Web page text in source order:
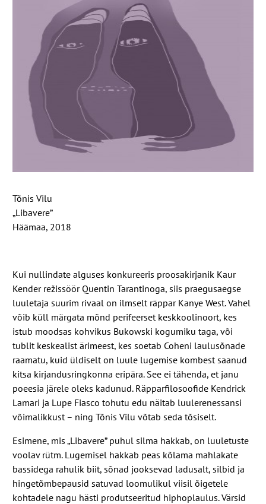
Tõnis Vilu
„Libavere”
Häämaa, 2018
Kui nullindate alguses konkureeris proosakirjanik Kaur
Kender režissöör Quentin Tarantinoga, siis praegusaegse
luuletaja suurim rivaal on ilmselt räppar Kanye West. Vahel
võib küll märgata mõnd perifeerset keskkoolinoort, kes
istub moodsas kohvikus Bukowski kogumiku taga, või
tublit keskealist ärimeest, kes soetab Coheni laulusõnade
raamatu, kuid üldiselt on luule lugemise kombest saanud
kitsa kirjandusringkonna eripära. See ei tähenda, et janu
poeesia järele oleks kadunud. Räpparfilosoofide Kendrick
Lamari ja Lupe Fiasco tohutu edu näitab luulerenessansi
võimalikkust – ning Tõnis Vilu võtab seda tõsiselt.
Esimene, mis „Libavere” puhul silma hakkab, on luuletuste
voolav rütm. Lugemisel hakkab peas kõlama mahlakate
bassidega rahulik biit, sõnad jooksevad ladusalt, silbid ja
hingetõmbepausid satuvad loomulikul viisil õigetele
kohtadele nagu hästi produtseeritud hiphoplaulus. Värsid